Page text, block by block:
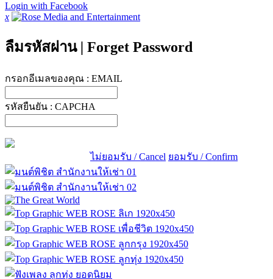
Login with Facebook
x
ลืมรหัสผ่าน | Forget Password
กรอกอีเมลของคุณ : EMAIL
รหัสยืนยัน : CAPCHA
ไม่ยอมรับ / Cancel ยอมรับ / Confirm